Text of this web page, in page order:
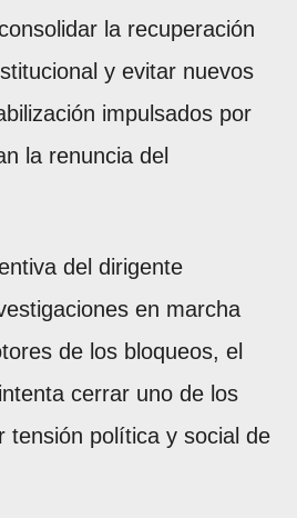
la recuperación
y evitar nuevos
impulsados por
la renuncia del
del dirigente
en marcha
de los bloqueos, el
cerrar uno de los
tensión política y social de